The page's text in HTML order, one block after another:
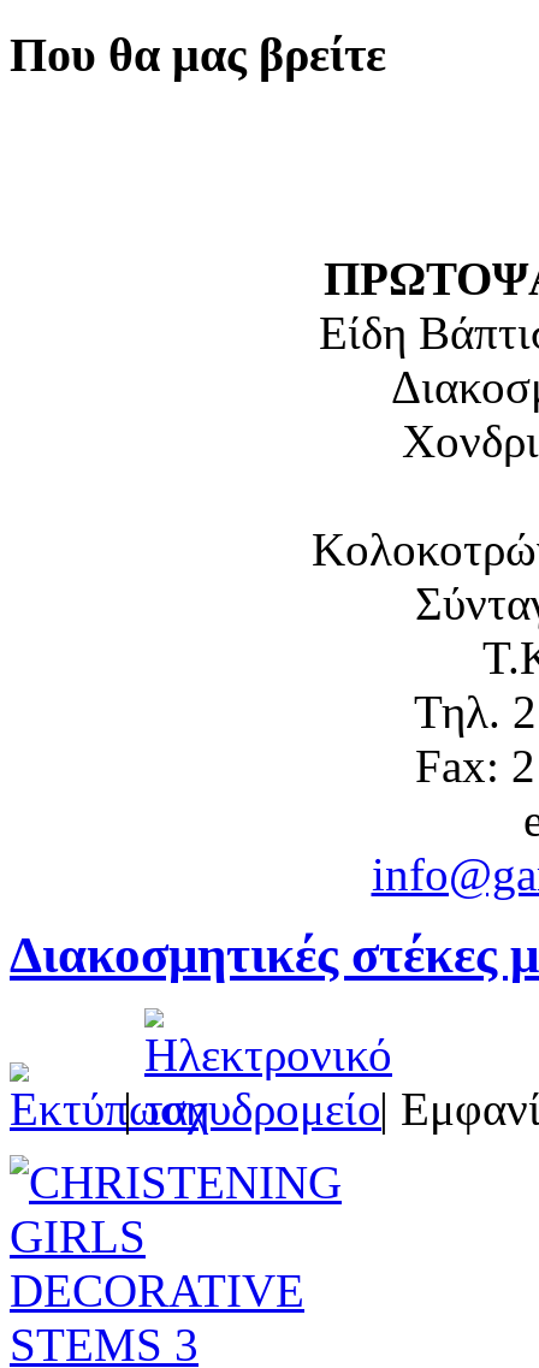
Που θα μας βρείτε
Είδη
Τηλ.
Fax:
Διακοσμητικές στέκες
| |